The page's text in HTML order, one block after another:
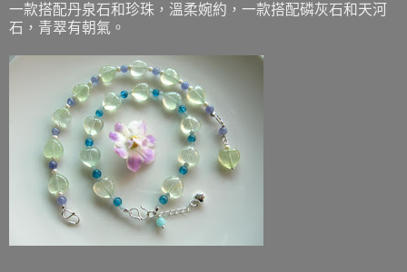
一款搭配丹泉石和珍珠，溫柔婉約，一款搭配磷灰石和天河
石，青翠有朝氣。